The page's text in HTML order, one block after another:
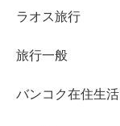
ラオス旅行
旅行一般
バンコク在住生活